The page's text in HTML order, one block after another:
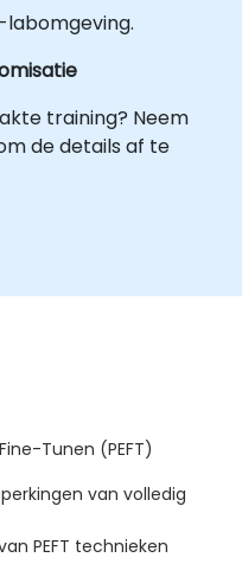
labomgeving.
training? Neem
de details af te
Tunen (PEFT)
van volledig
PEFT technieken